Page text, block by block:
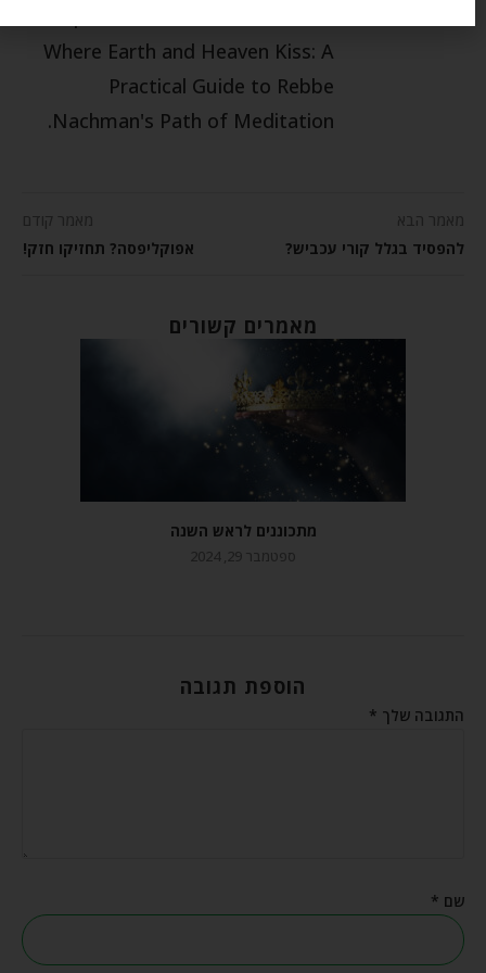
Where Earth and Heaven Kiss: A
Practical Guide to Rebbe
Nachman's Path of Meditation.
מאמר הבא
להפסיד בגלל קורי עכביש?
מאמר קודם
אפוקליפסה? תחזיקו חזק!
מאמרים קשורים
מתכוננים לראש השנה
ספטמבר 29, 2024
הוספת תגובה
התגובה שלך*
שם*